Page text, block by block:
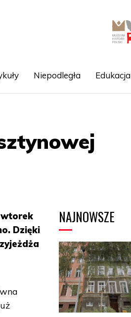
Niepodległa Edukacja
wtorek
Dzięki
NAJNOWSZE